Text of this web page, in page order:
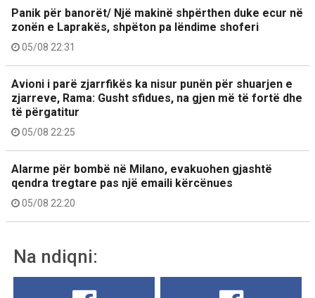
Panik për banorët/ Një makinë shpërthen duke ecur në
zonën e Laprakës, shpëton pa lëndime shoferi
05/08 22:31
Avioni i parë zjarrfikës ka nisur punën për shuarjen e
zjarreve, Rama: Gusht sfidues, na gjen më të fortë dhe
të përgatitur
05/08 22:25
Alarme për bombë në Milano, evakuohen gjashtë
qendra tregtare pas një emaili kërcënues
05/08 22:20
Na ndiqni: